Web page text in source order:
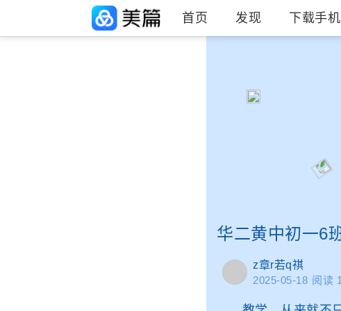
首页 发现 下载手
华二黄中初一6
z章r若q祺
2025-05-18 阅读